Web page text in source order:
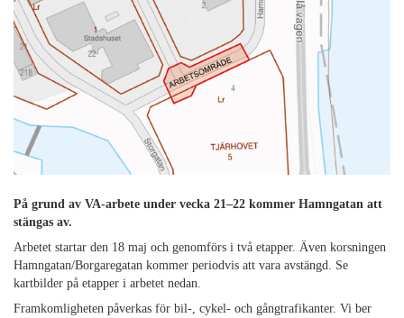
På grund av VA-arbete under vecka 21–22 kommer Hamngatan att
stängas av.
Arbetet startar den 18 maj och genomförs i två etapper. Även korsningen
Hamngatan/Borgaregatan kommer periodvis att vara avstängd. Se
kartbilder på etapper i arbetet nedan.
Framkomligheten påverkas för bil-, cykel- och gångtrafikanter. Vi ber